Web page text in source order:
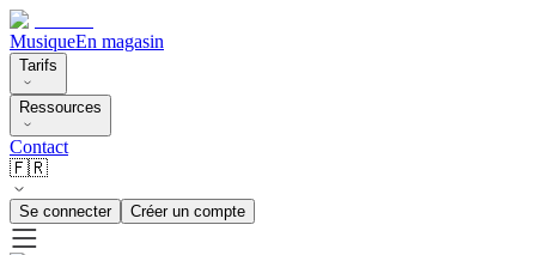
MusiqueEn magasin
Tarifs
Ressources
Contact
🇫🇷
Se connecter Créer un compte